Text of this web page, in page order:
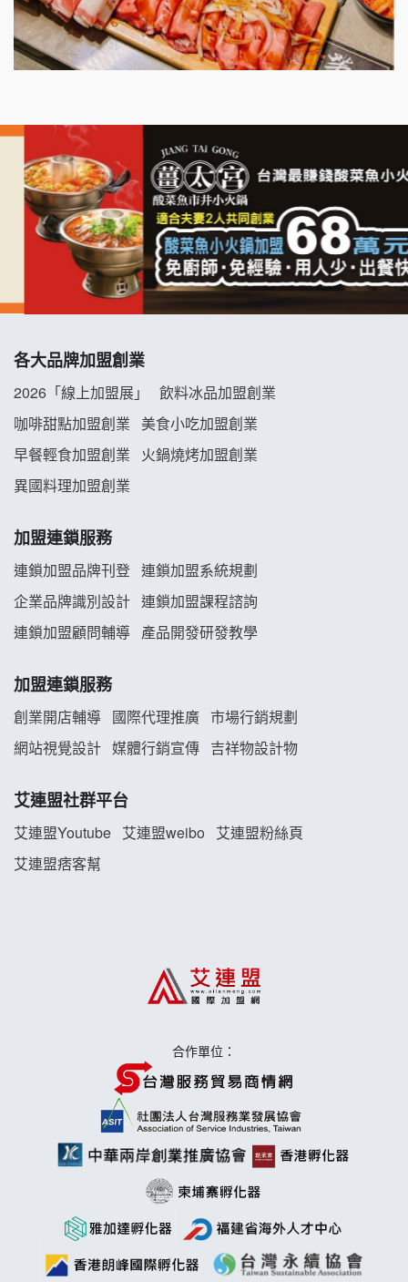
出櫃加盟說明會
千香漢堡加盟說明會
拉亞漢堡加盟說明會
杜芳子古味茶鋪加盟說明會
優握握×酸奶大獅加盟說明會
冬城門加盟說明會
龍涎居好湯加盟說明會
舒油頭加盟說明會
義氣豐發雞加盟說明會
Mr.Wish加盟說明會
雞咕雞咕加盟說明會
TEA TOP加盟說明會
珍好味臭臭鍋加盟說明會
藍象廷泰式火鍋加盟說明會
日十。早午食加盟說明會
莫尼早餐Morni加盟說明會
各大品牌加盟創業
2026「線上加盟展」
飲料冰品加盟創業
咖啡甜點加盟創業
美食小吃加盟創業
早餐輕食加盟創業
火鍋燒烤加盟創業
異國料理加盟創業
加盟連鎖服務
連鎖加盟品牌刊登 連鎖加盟系統規劃
企業品牌識別設計 連鎖加盟課程諮詢
連鎖加盟顧問輔導 產品開發研發教學
加盟連鎖服務
創業開店輔導 國際代理推廣 市場行銷規劃
網站視覺設計 媒體行銷宣傳 吉祥物設計物
艾連盟社群平台
艾連盟Youtube 艾連盟weibo
艾連盟粉絲頁
艾連盟痞客幫
合作單位：